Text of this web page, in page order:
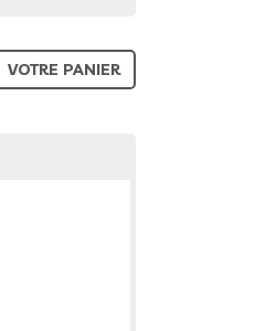
VOTRE PANIER